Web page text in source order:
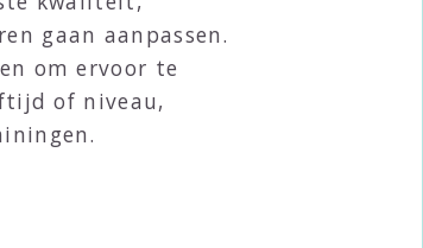
gaan aanpassen.
om ervoor te
of niveau,